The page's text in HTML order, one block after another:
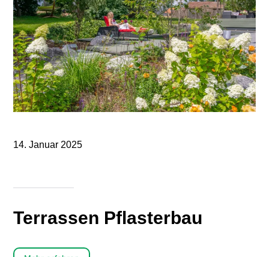
14. Januar 2025
Terrassen Pflasterbau